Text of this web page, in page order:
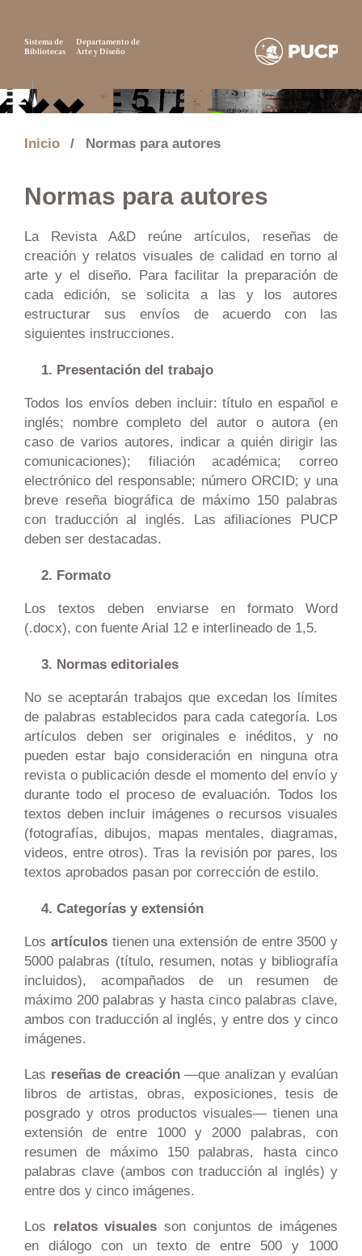
Sistema de
Bibliotecas
Departamento de
Arte y Diseño
Inicio / Normas para autores
Normas para autores
La Revista A&D reúne artículos, reseñas de
creación y relatos visuales de calidad en torno al
arte y el diseño. Para facilitar la preparación de
cada edición, se solicita a las y los autores
estructurar sus envíos de acuerdo con las
siguientes instrucciones.
Presentación del trabajo
Todos los envíos deben incluir: título en español e
inglés; nombre completo del autor o autora (en
caso de varios autores, indicar a quién dirigir las
comunicaciones); filiación académica; correo
electrónico del responsable; número ORCID; y una
breve reseña biográfica de máximo 150 palabras
con traducción al inglés. Las afiliaciones PUCP
deben ser destacadas.
Formato
Los textos deben enviarse en formato Word
(.docx), con fuente Arial 12 e interlineado de 1,5.
Normas editoriales
No se aceptarán trabajos que excedan los límites
de palabras establecidos para cada categoría. Los
artículos deben ser originales e inéditos, y no
pueden estar bajo consideración en ninguna otra
revista o publicación desde el momento del envío y
durante todo el proceso de evaluación. Todos los
textos deben incluir imágenes o recursos visuales
(fotografías, dibujos, mapas mentales, diagramas,
videos, entre otros). Tras la revisión por pares, los
textos aprobados pasan por corrección de estilo.
Categorías y extensión
Los artículostienen una extensión de entre 3500 y
5000 palabras (título, resumen, notas y bibliografía
incluidos), acompañados de un resumen de
máximo 200 palabras y hasta cinco palabras clave,
ambos con traducción al inglés, y entre dos y cinco
imágenes.
Las reseñas de creación—que analizan y evalúan
libros de artistas, obras, exposiciones, tesis de
posgrado y otros productos visuales— tienen una
extensión de entre 1000 y 2000 palabras, con
resumen de máximo 150 palabras, hasta cinco
palabras clave (ambos con traducción al inglés) y
entre dos y cinco imágenes.
Los relatos visuales son conjuntos de imágenes
en diálogo con un texto de entre 500 y 1000